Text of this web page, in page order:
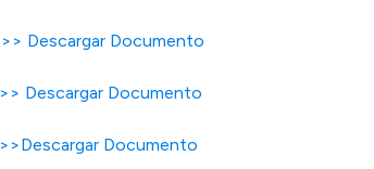
>> Descargar Documento
>> Descargar Documento
>>Descargar Documento